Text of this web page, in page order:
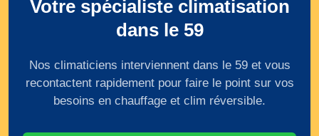
Votre spécialiste climatisation
dans le 59
Nos climaticiens interviennent dans le 59 et vous
recontactent rapidement pour faire le point sur vos
besoins en chauffage et clim réversible.